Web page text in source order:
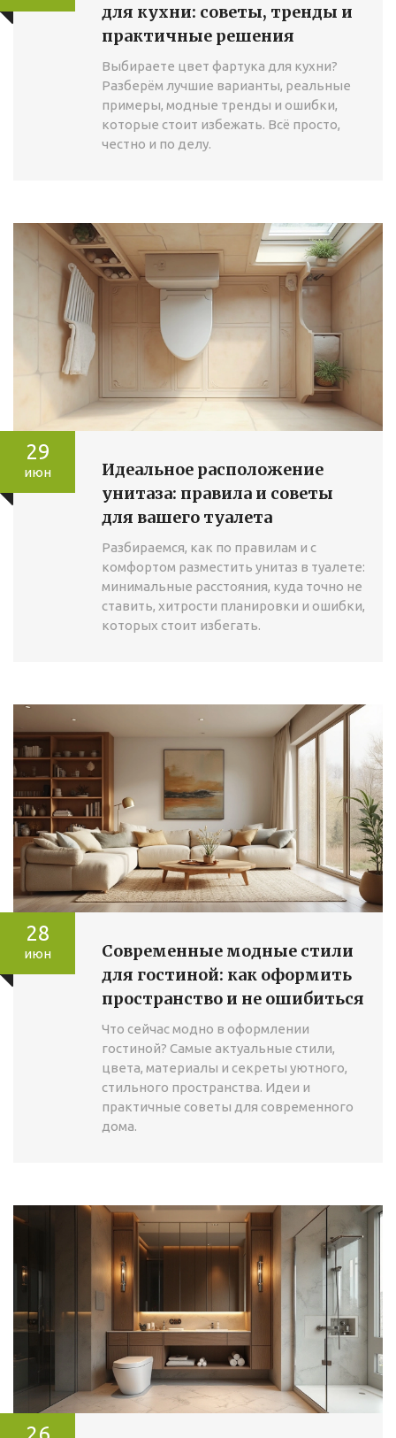
для кухни: советы, тренды и
практичные решения
Выбираете цвет фартука для кухни?
Разберём лучшие варианты, реальные
примеры, модные тренды и ошибки,
которые стоит избежать. Всё просто,
честно и по делу.
29
июн
Идеальное расположение
унитаза: правила и советы
для вашего туалета
Разбираемся, как по правилам и с
комфортом разместить унитаз в туалете:
минимальные расстояния, куда точно не
ставить, хитрости планировки и ошибки,
которых стоит избегать.
28
июн
Современные модные стили
для гостиной: как оформить
пространство и не ошибиться
Что сейчас модно в оформлении
гостиной? Самые актуальные стили,
цвета, материалы и секреты уютного,
стильного пространства. Идеи и
практичные советы для современного
дома.